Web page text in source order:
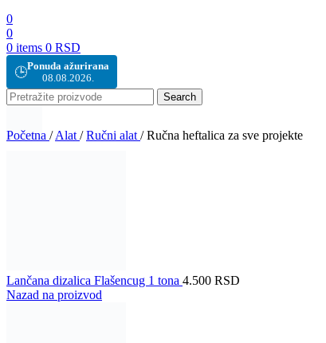
0
0
0 items 0 RSD
🕒Ponuda ažurirana
08.08.2026.
Search
Početna / Alat / Ručni alat / Ručna heftalica za sve projekte
Lančana dizalica Flašencug 1 tona 4.500 RSD
Nazad na proizvod